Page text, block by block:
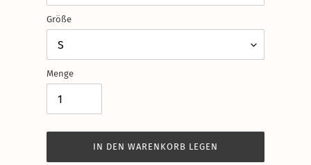
Größe
Menge
IN DEN WARENKORB LEGEN